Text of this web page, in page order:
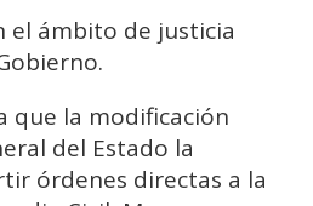
el ámbito de justicia
que la modificación
del Estado la
órdenes directas a la